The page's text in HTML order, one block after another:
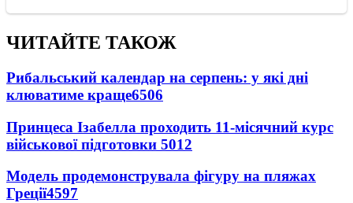
ЧИТАЙТЕ ТАКОЖ
Рибальський календар на серпень: у які дні
клюватиме краще6506
Принцеса Ізабелла проходить 11-місячний курс
військової підготовки 5012
Модель продемонструвала фігуру на пляжах
Греції4597